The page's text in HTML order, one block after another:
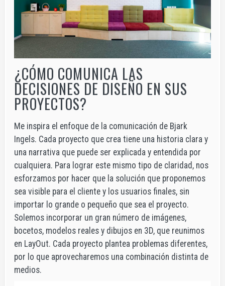
¿CÓMO COMUNICA LAS
DECISIONES DE DISEÑO EN SUS
PROYECTOS?
Me inspira el enfoque de la comunicación de Bjark
Ingels. Cada proyecto que crea tiene una historia clara y
una narrativa que puede ser explicada y entendida por
cualquiera. Para lograr este mismo tipo de claridad, nos
esforzamos por hacer que la solución que proponemos
sea visible para el cliente y los usuarios finales, sin
importar lo grande o pequeño que sea el proyecto.
Solemos incorporar un gran número de imágenes,
bocetos, modelos reales y dibujos en 3D, que reunimos
en LayOut. Cada proyecto plantea problemas diferentes,
por lo que aprovecharemos una combinación distinta de
medios.